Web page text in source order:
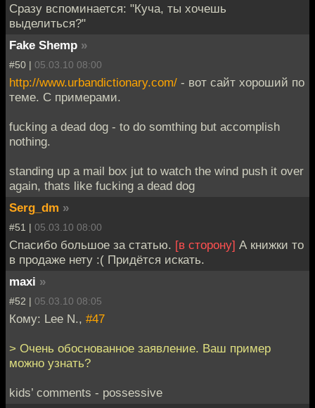
Сразу вспоминается: "Куча, ты хочешь
выделиться?"
Fake Shemp »
#50 | 05.03.10 08:00
http://www.urbandictionary.com/ - вот сайт хороший по
теме. С примерами.
fucking a dead dog - to do somthing but accomplish
nothing.
standing up a mail box jut to watch the wind push it over
again, thats like fucking a dead dog
Serg_dm »
#51 | 05.03.10 08:00
Спасибо большое за статью. [в сторону] А книжки то
в продаже нету :( Придётся искать.
maxi »
#52 | 05.03.10 08:05
Кому: Lee N., #47
> Очень обоснованное заявление. Ваш пример
можно узнать?
kids’ comments - possessive